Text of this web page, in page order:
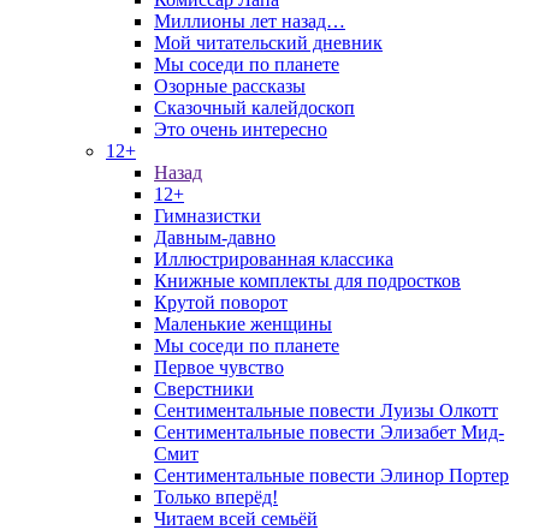
Миллионы лет назад…
Мой читательский дневник
Мы соседи по планете
Озорные рассказы
Сказочный калейдоскоп
Это очень интересно
12+
Назад
12+
Гимназистки
Давным-давно
Иллюстрированная классика
Книжные комплекты для подростков
Крутой поворот
Маленькие женщины
Мы соседи по планете
Первое чувство
Сверстники
Сентиментальные повести Луизы Олкотт
Сентиментальные повести Элизабет Мид-
Смит
Сентиментальные повести Элинор Портер
Только вперёд!
Читаем всей семьёй